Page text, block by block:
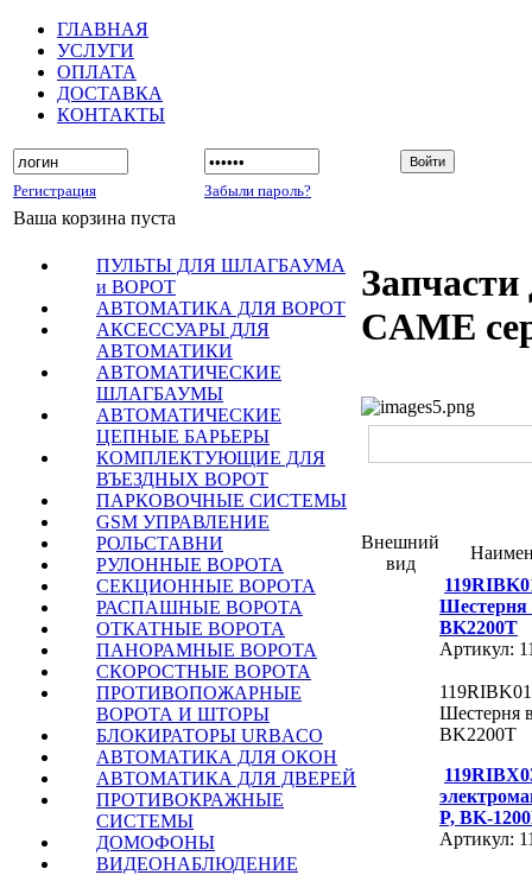
ГЛАВНАЯ
УСЛУГИ
ОПЛАТА
ДОСТАВКА
КОНТАКТЫ
Регистрация Забыли пароль?
Ваша корзина пуста
ПУЛЬТЫ ДЛЯ ШЛАГБАУМА
и ВОРОТ
АВТОМАТИКА ДЛЯ ВОРОТ
АКСЕССУАРЫ ДЛЯ
АВТОМАТИКИ
АВТОМАТИЧЕСКИЕ
ШЛАГБАУМЫ
АВТОМАТИЧЕСКИЕ
ЦЕПНЫЕ БАРЬЕРЫ
КОМПЛЕКТУЮЩИЕ ДЛЯ
ВЪЕЗДНЫХ ВОРОТ
ПАРКОВОЧНЫЕ СИСТЕМЫ
GSM УПРАВЛЕНИЕ
РОЛЬСТАВНИ
РУЛОННЫЕ ВОРОТА
СЕКЦИОННЫЕ ВОРОТА
РАСПАШНЫЕ ВОРОТА
ОТКАТНЫЕ ВОРОТА
ПАНОРАМНЫЕ ВОРОТА
СКОРОСТНЫЕ ВОРОТА
ПРОТИВОПОЖАРНЫЕ
ВОРОТА И ШТОРЫ
БЛОКИРАТОРЫ URBACO
АВТОМАТИКА ДЛЯ ОКОН
АВТОМАТИКА ДЛЯ ДВЕРЕЙ
ПРОТИВОКРАЖНЫЕ
СИСТЕМЫ
ДОМОФОНЫ
ВИДЕОНАБЛЮДЕНИЕ
CAME
Внешний
вид
Шестерня
BK2200T
Артикул:
Шестерня
BK2200T
P, BK-
Артикул: